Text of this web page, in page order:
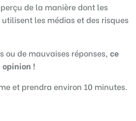
de la manière dont les
les médias et des risques
ou de mauvaises réponses, ce
opinion !
et prendra environ 10 minutes.